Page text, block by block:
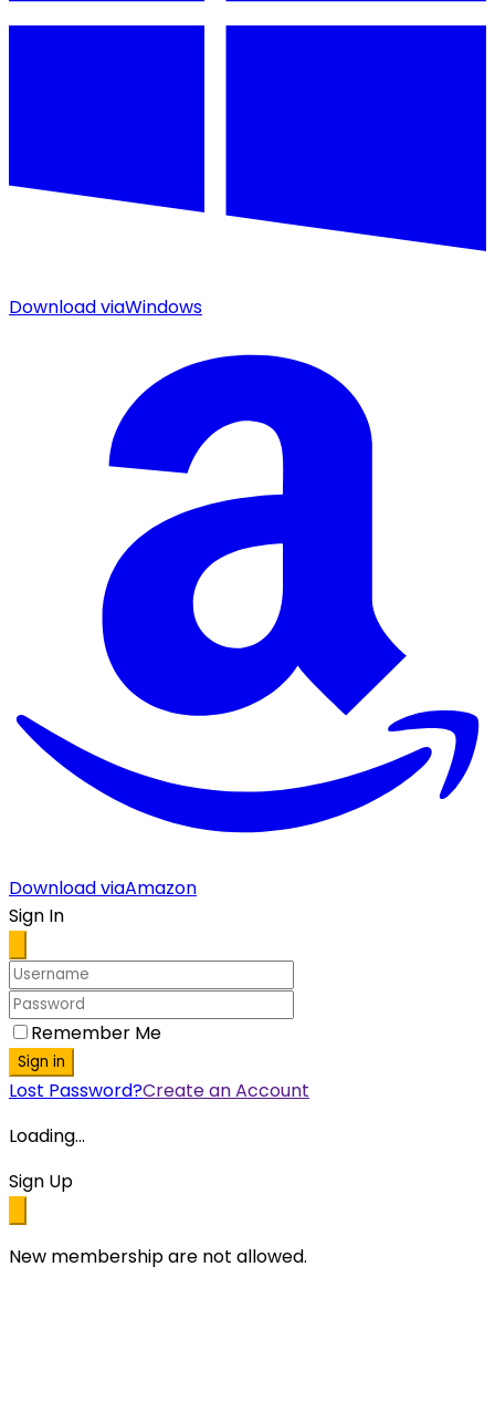
Download viaWindows
Download viaAmazon
Sign In
Remember Me
Sign in
Lost Password?Create an Account
Loading...
Sign Up
New membership are not allowed.